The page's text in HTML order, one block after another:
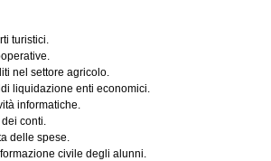
turistici.
nel settore agricolo.
liquidazione enti economici.
informatiche.
conti.
delle spese.
civile degli alunni.